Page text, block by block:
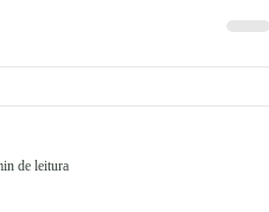
é possível controlar o diabetes
devem ser adotados para
de leitura